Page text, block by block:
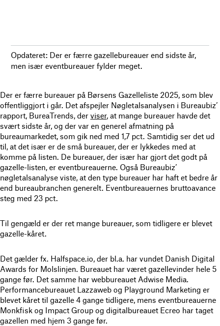
Opdateret: Der er færre gazellebureauer end sidste år,
men især eventbureauer fylder meget.
Der er færre bureauer på Børsens Gazelleliste 2025, som blev
offentliggjort i går. Det afspejler Nøgletalsanalysen i Bureaubiz’
rapport, BureaTrends, der viser, at mange bureauer havde det
svært sidste år, og der var en generel afmatning på
bureaumarkedet, som gik ned med 1,7 pct. Samtidig ser det ud
til, at det især er de små bureauer, der er lykkedes med at
komme på listen. De bureauer, der især har gjort det godt på
gazelle-listen, er eventbureauerne. Også Bureaubiz’
nøgletalsanalyse viste, at den type bureauer har haft et bedre år
end bureaubranchen generelt. Eventbureauernes bruttoavance
steg med 23 pct.
Til gengæld er der ret mange bureauer, som tidligere er blevet
gazelle-kåret.
Det gælder fx. Halfspace.io, der bl.a. har vundet Danish Digital
Awards for Molslinjen. Bureauet har været gazellevinder hele 5
gange før. Det samme har webbureauet Adwise Media.
Performancebureauet Lazzaweb og Playground Marketing er
blevet kåret til gazelle 4 gange tidligere, mens eventbureauerne
Monkfisk og Impact Group og digitalbureauet Ecreo har taget
gazellen med hjem 3 gange før.